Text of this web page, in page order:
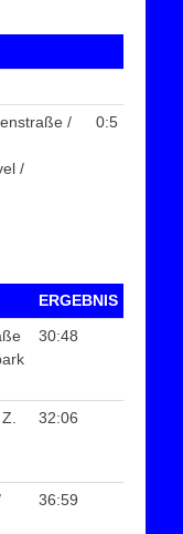
/
/
0:5
ERGEBNIS
30:48
32:06
36:59